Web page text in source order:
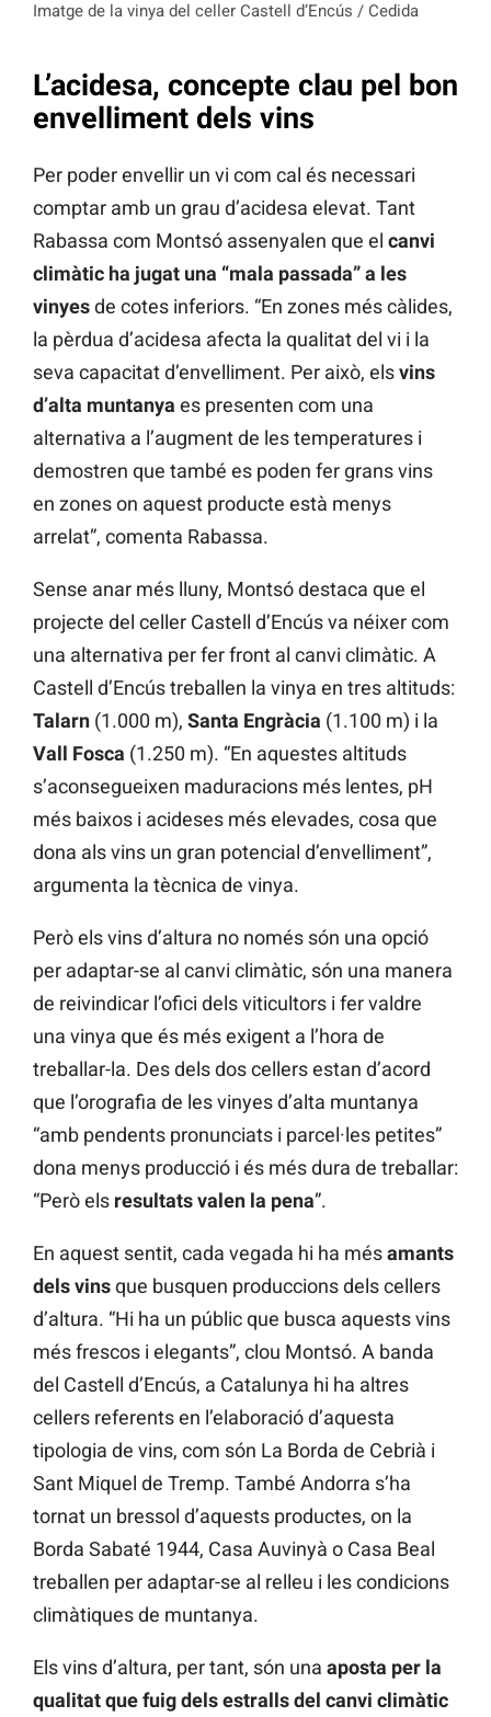
Imatge de la vinya del celler Castell d’Encús / Cedida
L’acidesa, concepte clau pel bon
envelliment dels vins
Per poder envellir un vi com cal és necessari
comptar amb un grau d’acidesa elevat. Tant
Rabassa com Montsó assenyalen que el canvi
climàtic ha jugat una “mala passada” a les
vinyesde cotes inferiors. “En zones més càlides,
la pèrdua d’acidesa afecta la qualitat del vi i la
seva capacitat d’envelliment. Per això, elsvins
d’alta muntanya es presenten com una
alternativa a l’augment de les temperatures i
demostren que també es poden fer grans vins
en zones on aquest producte està menys
arrelat”, comenta Rabassa.
Sense anar més lluny, Montsó destaca que el
projecte del celler Castell d’Encús va néixer com
una alternativa per fer front al canvi climàtic. A
Castell d’Encús treballen la vinya en tres altituds:
Talarn (1.000 m), Santa Engràcia (1.100 m) i la
Vall Fosca (1.250 m). “En aquestes altituds
s’aconsegueixen maduracions més lentes, pH
més baixos i acideses més elevades, cosa que
dona als vins un gran potencial d’envelliment”,
argumenta la tècnica de vinya.
Però els vins d’altura no només són una opció
per adaptar-se al canvi climàtic, són una manera
de reivindicar l’ofici dels viticultors i fer valdre
una vinya que és més exigent a l’hora de
treballar-la. Des dels dos cellers estan d’acord
que l’orografia de les vinyes d’alta muntanya
“amb pendents pronunciats i parcel·les petites”
dona menys producció i és més dura de treballar:
“Però els resultats valen la pena”.
En aquest sentit, cada vegada hi ha mésamants
dels vinsque busquen produccions dels cellers
d’altura. “Hi ha un públic que busca aquests vins
més frescos i elegants”, clou Montsó. A banda
del Castell d’Encús, a Catalunya hi ha altres
cellers referents en l’elaboració d’aquesta
tipologia de vins, com són La Borda de Cebrià i
Sant Miquel de Tremp. També Andorra s’ha
tornat un bressol d’aquests productes, on la
Borda Sabaté 1944, Casa Auvinyà o Casa Beal
treballen per adaptar-se al relleu i les condicions
climàtiques de muntanya.
Els vins d’altura, per tant, són una aposta per la
qualitat que fuig dels estralls del canvi climàtic